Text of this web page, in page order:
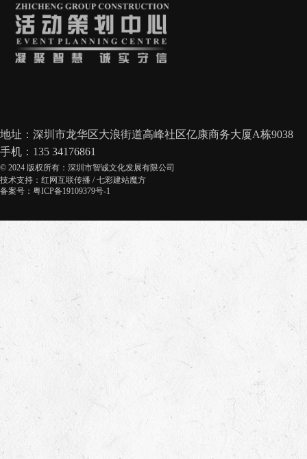
地址：深圳市龙华区大浪街道高峰社区亿康商务大厦A栋9038
手机：135 34176861
© 2024 版权所有：深圳市智诚文化发展有限公司
技术支持： 红网互联传播 /七彩建站魔方
备案号：粤ICP备19109379号-1